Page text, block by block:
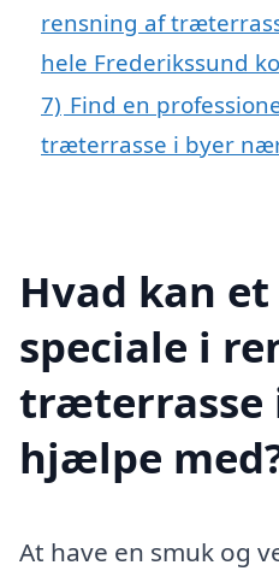
rensning af
hele Frederikssund
7) Find en
træterrasse i byer
Hvad kan
speciale i
træterrasse
hjælpe
At have en smuk og